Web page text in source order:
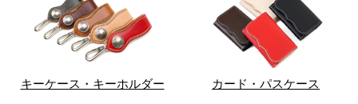
キーケース・キーホルダー カード・パスケース